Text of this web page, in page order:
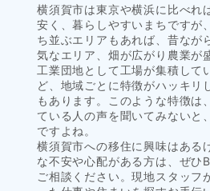
横須賀市は東京や横浜に比べれ
安く、暮らしやすいまちですが
ち並ぶエリアもあれば、昔なが
気なエリア、畑が広がり農業が
工業団地として工場が集積して
ど、地域ごとに特徴がハッキリ
もあります。このような特徴は
ている人の声を聞いてみないと
ですよね。
横須賀市への移住に興味はある
な不安や心配がある方は、ぜひ
ご相談ください。現地スタッフ